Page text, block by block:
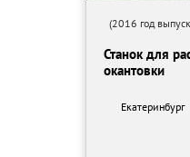
(2016 год
Станок для
окантовки
Екатеринбург